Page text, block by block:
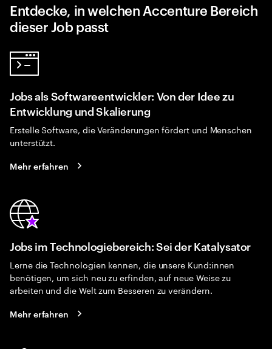
Entdecke, in welchen Accenture Bereich
dieser Job passt
Jobs als Softwareentwickler: Von der Idee zu
Entwicklung und Skalierung
Erstelle Software, die Veränderungen fördert und Menschen
unterstützt.
Mehr erfahren
Jobs im Technologiebereich: Sei der Katalysator
Lerne die Technologien kennen, die unsere Kund:innen
benötigen, um sich neu zu erfinden, auf neue Weise zu
arbeiten und die Welt zum Besseren zu verändern.
Mehr erfahren